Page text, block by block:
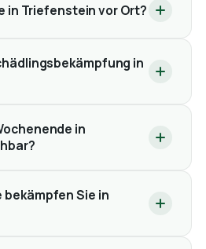
in Triefenstein vor Ort?
in
in
bekämpfen Sie in